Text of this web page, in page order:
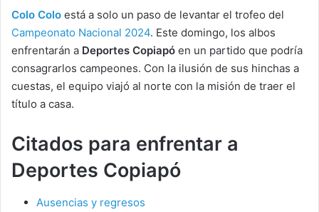
Colo Colo está a solo un paso de levantar el trofeo del
Campeonato Nacional 2024. Este domingo, los albos
enfrentarán a Deportes Copiapó en un partido que podría
consagrarlos campeones. Con la ilusión de sus hinchas a
cuestas, el equipo viajó al norte con la misión de traer el
título a casa.
Citados para enfrentar a
Deportes Copiapó
Ausencias y regresos